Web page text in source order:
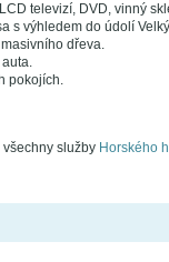
televizí, DVD, vinný
s výhledem do údolí
dřeva.
pokojích.
služby Horského